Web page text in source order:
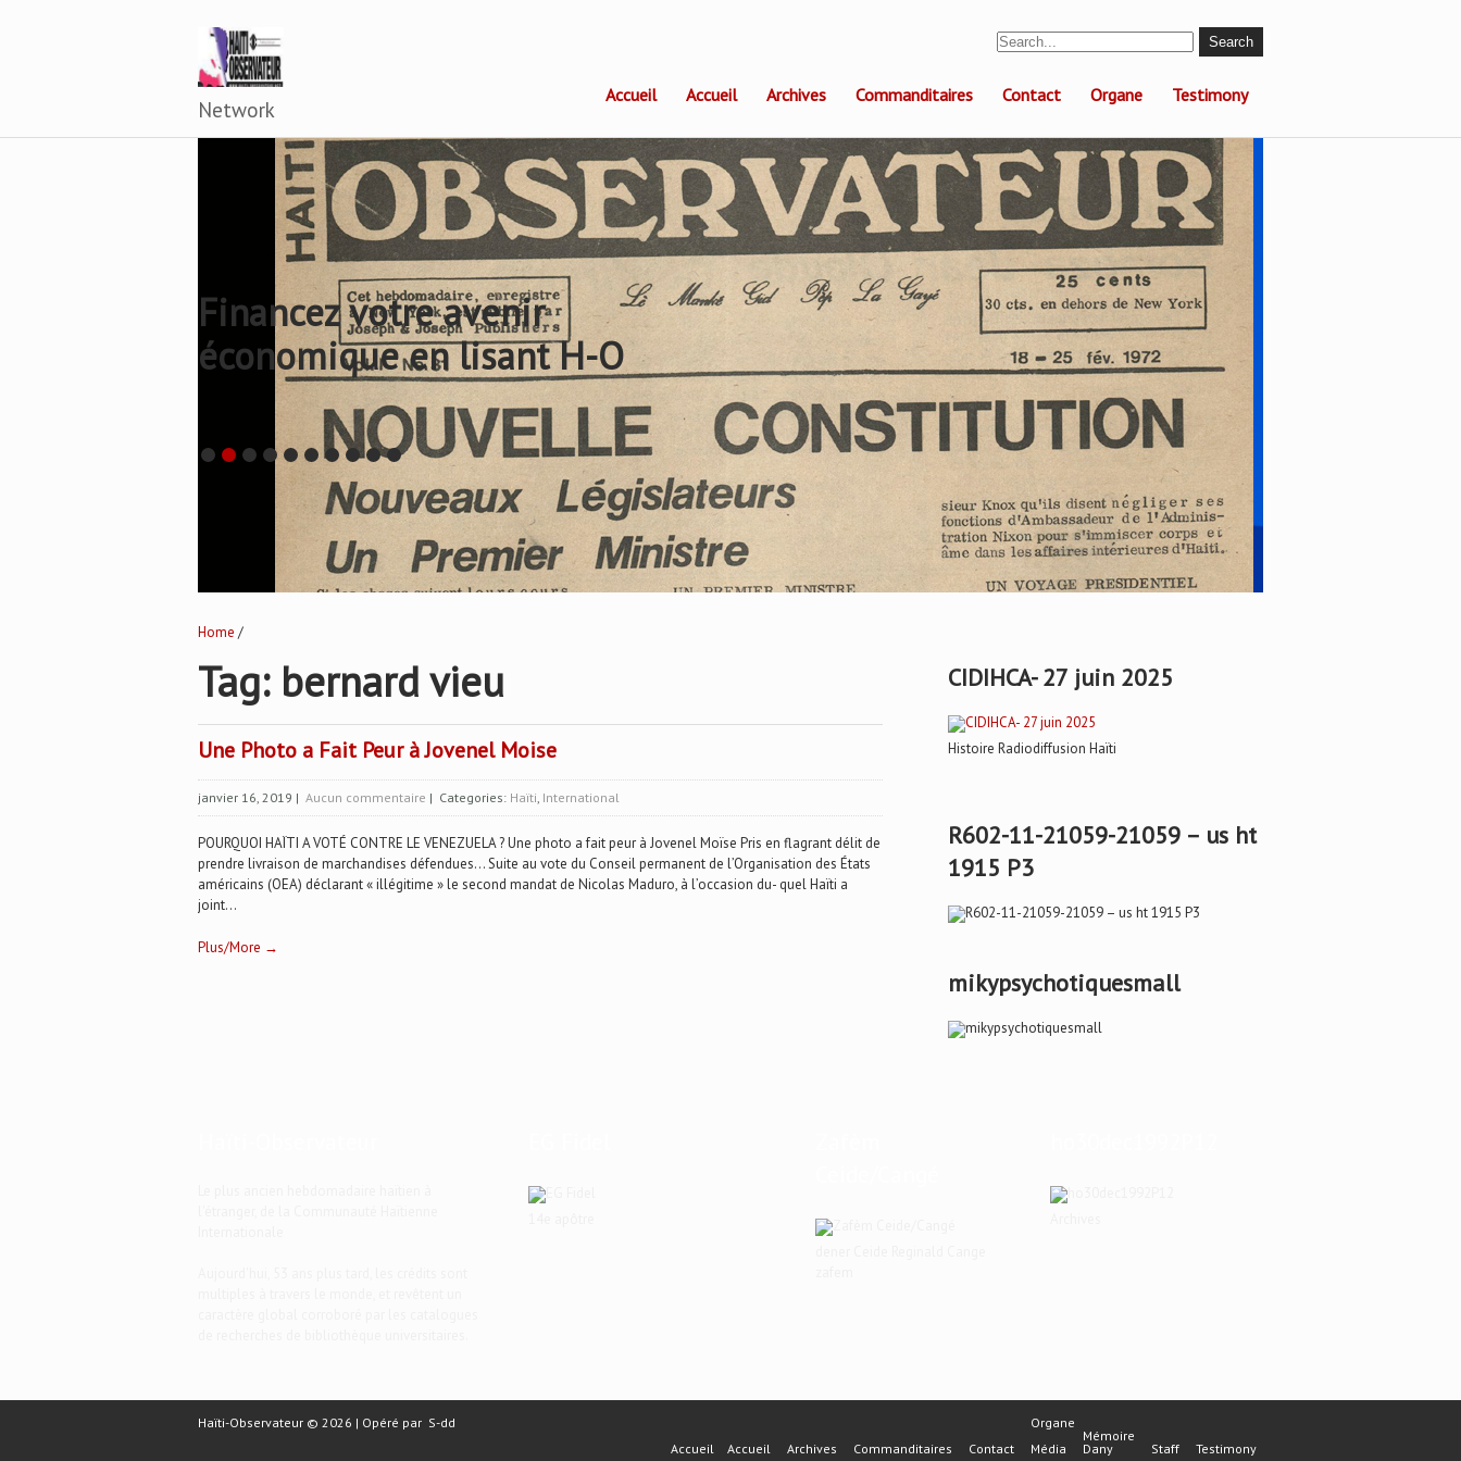
Network
Accueil Accueil Archives Commanditaires Contact Organe Testimony
Financez votre avenir
économique en lisant H-O
Home /
Tag: bernard vieu
Une Photo a Fait Peur à Jovenel Moise
janvier 16, 2019 | Aucun commentaire | Categories: Haïti, International
POURQUOI HAÏTI A VOTÉ CONTRE LE VENEZUELA ? Une photo a fait peur à Jovenel Moïse Pris en flagrant délit de
prendre livraison de marchandises défendues… Suite au vote du Conseil permanent de l’Organisation des États
américains (OEA) déclarant « illégitime » le second mandat de Nicolas Maduro, à l’occasion du- quel Haïti a
joint...
Plus/More →
CIDIHCA- 27 juin 2025
Histoire Radiodiffusion Haïti
R602-11-21059-21059 – us ht
1915 P3
mikypsychotiquesmall
Haïti-Observateur © 2026 | Opéré par S-dd
Accueil
Accueil Archives Commanditaires Contact
Organe
Média
Mémoire
Dany
Staff Testimony